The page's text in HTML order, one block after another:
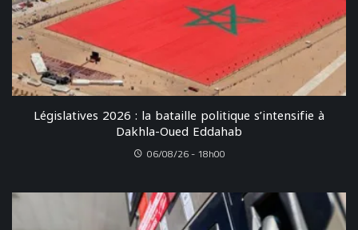
Législatives 2026 : la bataille politique s’intensifie à
Dakhla-Oued Eddahab
06/08/26 - 18h00